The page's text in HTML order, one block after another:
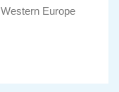
Europe